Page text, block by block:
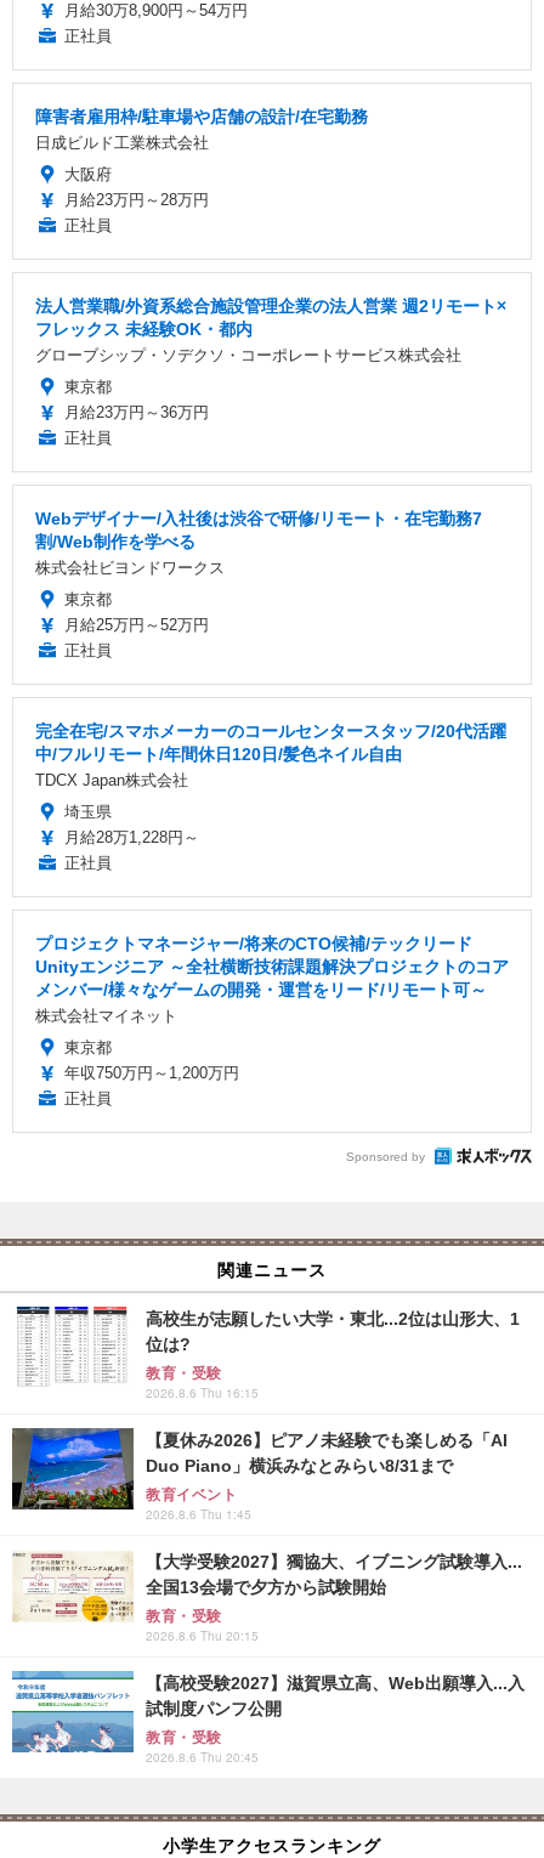
月給30万8,900円～54万円
正社員
障害者雇用枠/駐車場や店舗の設計/在宅勤務
日成ビルド工業株式会社
大阪府
月給23万円～28万円
正社員
法人営業職/外資系総合施設管理企業の法人営業 週2リモート×
フレックス 未経験OK・都内
グローブシップ・ソデクソ・コーポレートサービス株式会社
東京都
月給23万円～36万円
正社員
Webデザイナー/入社後は渋谷で研修/リモート・在宅勤務7
割/Web制作を学べる
株式会社ビヨンドワークス
東京都
月給25万円～52万円
正社員
完全在宅/スマホメーカーのコールセンタースタッフ/20代活躍
中/フルリモート/年間休日120日/髪色ネイル自由
TDCX Japan株式会社
埼玉県
月給28万1,228円～
正社員
プロジェクトマネージャー/将来のCTO候補/テックリード
Unityエンジニア ～全社横断技術課題解決プロジェクトのコア
メンバー/様々なゲームの開発・運営をリード/リモート可～
株式会社マイネット
東京都
年収750万円～1,200万円
正社員
Sponsored by
関連ニュース
高校生が志願したい大学・東北...2位は山形大、1
位は?
教育・受験
2026.8.6 Thu 16:15
【夏休み2026】ピアノ未経験でも楽しめる「AI
Duo Piano」横浜みなとみらい8/31まで
教育イベント
2026.8.6 Thu 1:45
【大学受験2027】獨協大、イブニング試験導入...
全国13会場で夕方から試験開始
教育・受験
2026.8.6 Thu 20:15
【高校受験2027】滋賀県立高、Web出願導入...入
試制度パンフ公開
教育・受験
2026.8.6 Thu 20:45
小学生アクセスランキング